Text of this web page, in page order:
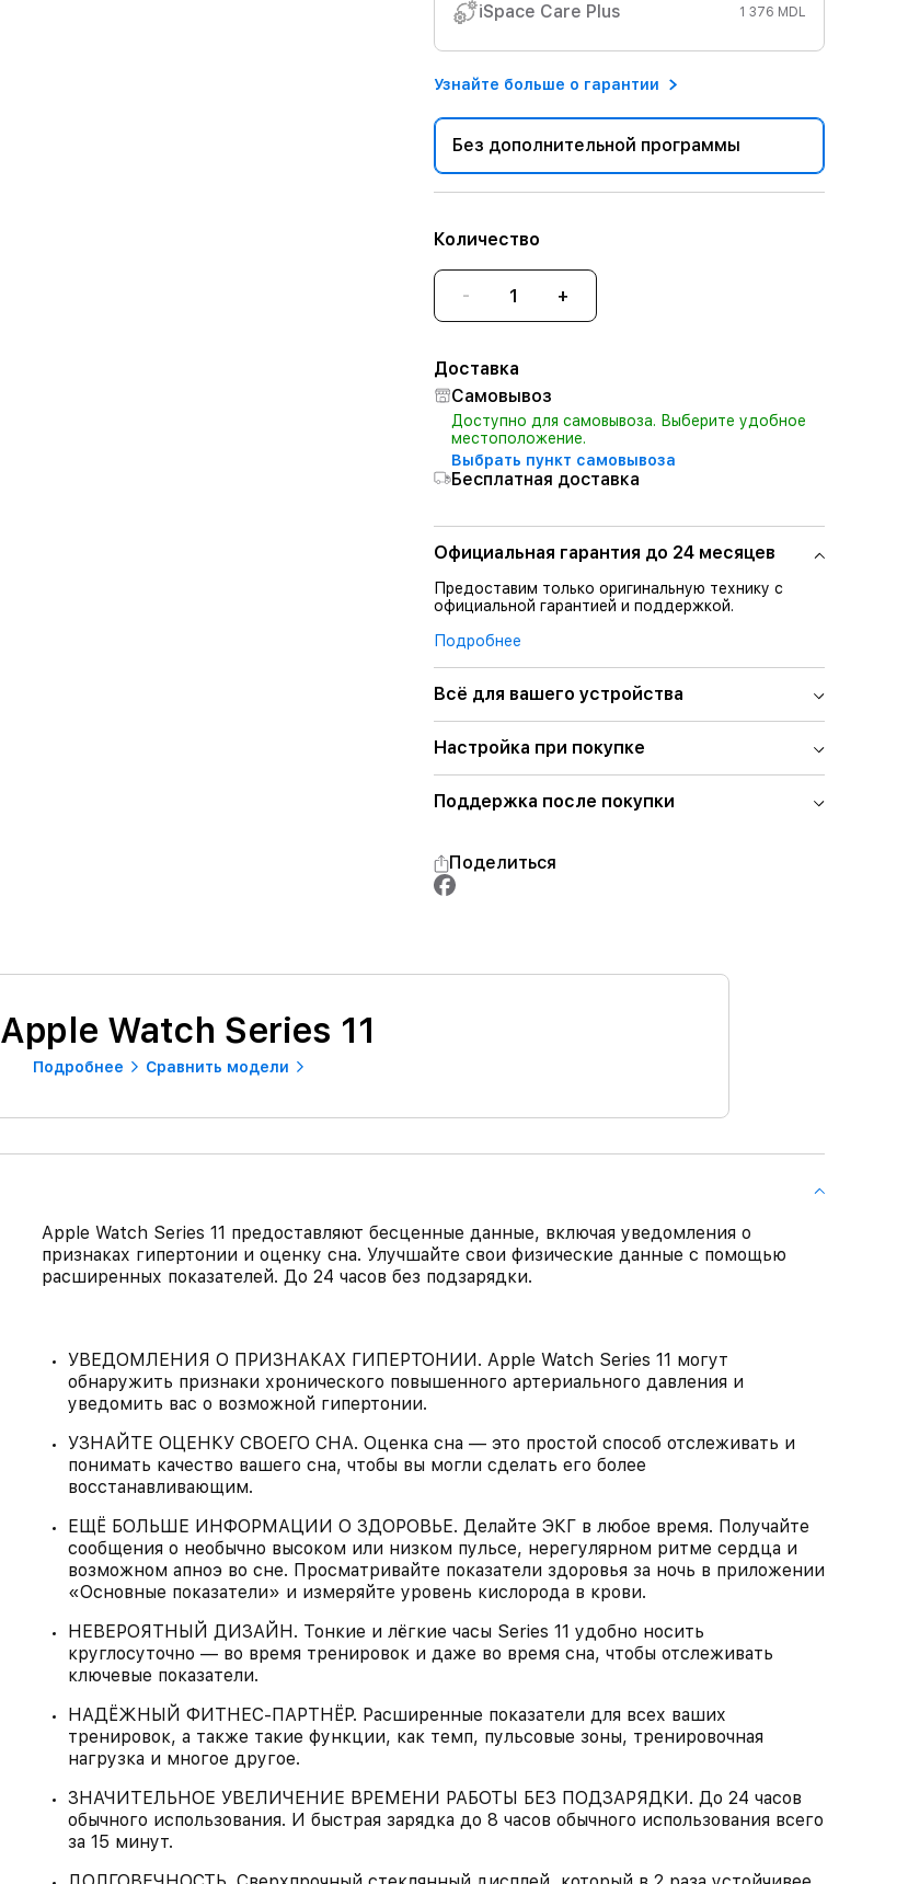
iSpace Care Plus 1 376 MDL
Узнайте больше о гарантии
Без дополнительной программы
Количество
- +
Доставка
Самовывоз
Доступно для самовывоза. Выберите удобное
местоположение.
Выбрать пункт самовывоза
Бесплатная доставка
Официальная гарантия до 24 месяцев
Предоставим только оригинальную технику с
официальной гарантией и поддержкой.
Подробнее
Всё для вашего устройства
Настройка при покупке
Поддержка после покупки
Поделиться
Apple Watch Series 11
Подробнее Сравнить модели
Apple Watch Series 11 предоставляют бесценные данные, включая уведомления о
признаках гипертонии и оценку сна. Улучшайте свои физические данные с помощью
расширенных показателей. До 24 часов без подзарядки.
УВЕДОМЛЕНИЯ О ПРИЗНАКАХ ГИПЕРТОНИИ. Apple Watch Series 11 могут
обнаружить признаки хронического повышенного артериального давления и
уведомить вас о возможной гипертонии.
УЗНАЙТЕ ОЦЕНКУ СВОЕГО СНА. Оценка сна — это простой способ отслеживать и
понимать качество вашего сна, чтобы вы могли сделать его более
восстанавливающим.
ЕЩЁ БОЛЬШЕ ИНФОРМАЦИИ О ЗДОРОВЬЕ. Делайте ЭКГ в любое время. Получайте
сообщения о необычно высоком или низком пульсе, нерегулярном ритме сердца и
возможном апноэ во сне. Просматривайте показатели здоровья за ночь в приложении
«Основные показатели» и измеряйте уровень кислорода в крови.
НЕВЕРОЯТНЫЙ ДИЗАЙН. Тонкие и лёгкие часы Series 11 удобно носить
круглосуточно — во время тренировок и даже во время сна, чтобы отслеживать
ключевые показатели.
НАДЁЖНЫЙ ФИТНЕС‑ПАРТНЁР. Расширенные показатели для всех ваших
тренировок, а также такие функции, как темп, пульсовые зоны, тренировочная
нагрузка и многое другое.
ЗНАЧИТЕЛЬНОЕ УВЕЛИЧЕНИЕ ВРЕМЕНИ РАБОТЫ БЕЗ ПОДЗАРЯДКИ. До 24 часов
обычного использования. И быстрая зарядка до 8 часов обычного использования всего
за 15 минут.